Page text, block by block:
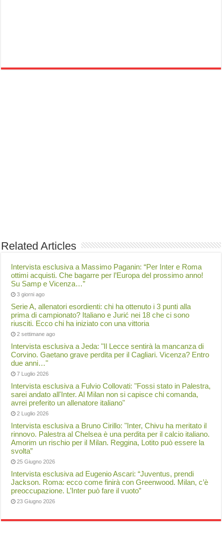
Related Articles
Intervista esclusiva a Massimo Paganin: “Per Inter e Roma
ottimi acquisti. Che bagarre per l’Europa del prossimo anno!
Su Samp e Vicenza…”
3 giorni ago
Serie A, allenatori esordienti: chi ha ottenuto i 3 punti alla
prima di campionato? Italiano e Jurić nei 18 che ci sono
riusciti. Ecco chi ha iniziato con una vittoria
2 settimane ago
Intervista esclusiva a Jeda: "Il Lecce sentirà la mancanza di
Corvino. Gaetano grave perdita per il Cagliari. Vicenza? Entro
due anni…"
7 Luglio 2026
Intervista esclusiva a Fulvio Collovati: "Fossi stato in Palestra,
sarei andato all'Inter. Al Milan non si capisce chi comanda,
avrei preferito un allenatore italiano"
2 Luglio 2026
Intervista esclusiva a Bruno Cirillo: "Inter, Chivu ha meritato il
rinnovo. Palestra al Chelsea è una perdita per il calcio italiano.
Amorim un rischio per il Milan. Reggina, Lotito può essere la
svolta”
25 Giugno 2026
Intervista esclusiva ad Eugenio Ascari: “Juventus, prendi
Jackson. Roma: ecco come finirà con Greenwood. Milan, c’è
preoccupazione. L’Inter può fare il vuoto”
23 Giugno 2026